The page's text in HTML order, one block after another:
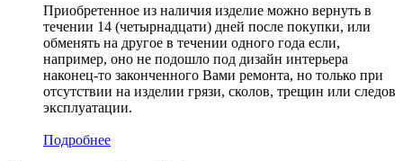
Приобретенное из наличия изделие можно вернуть в
течении 14 (четырнадцати) дней после покупки, или
обменять на другое в течении одного года если,
например, оно не подошло под дизайн интерьера
наконец-то законченного Вами ремонта, но только при
отсутствии на изделии грязи, сколов, трещин или следов
эксплуатации.
Подробнее